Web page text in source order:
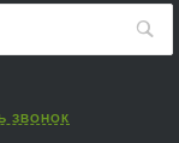
ЗВОНОК